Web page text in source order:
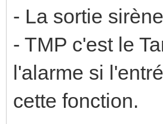
- La sortie
- TMP c'est le
l'alarme si
cette fonction.